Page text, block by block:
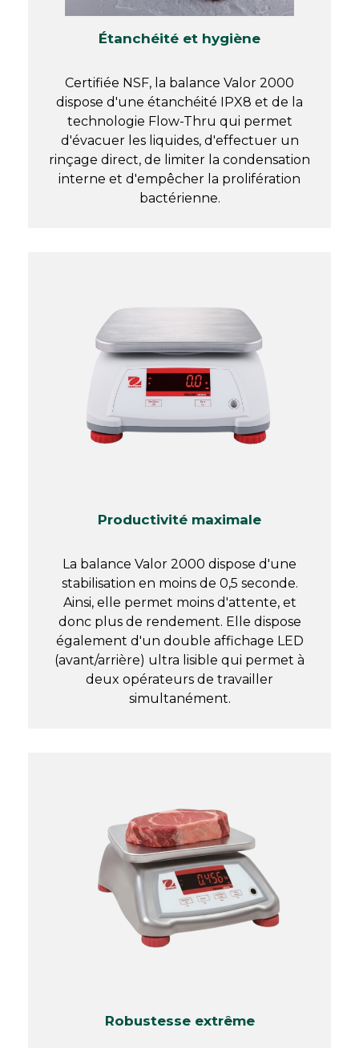
Étanchéité et hygiène
Certifiée NSF, la balance Valor 2000
dispose d'une étanchéité IPX8 et de la
technologie Flow-Thru qui permet
d'évacuer les liquides, d'effectuer un
rinçage direct, de limiter la condensation
interne et d'empêcher la prolifération
bactérienne.
Productivité maximale
La balance Valor 2000 dispose d'une
stabilisation en moins de 0,5 seconde.
Ainsi, elle permet moins d'attente, et
donc plus de rendement. Elle dispose
également d'un double affichage LED
(avant/arrière) ultra lisible qui permet à
deux opérateurs de travailler
simultanément.
Robustesse extrême